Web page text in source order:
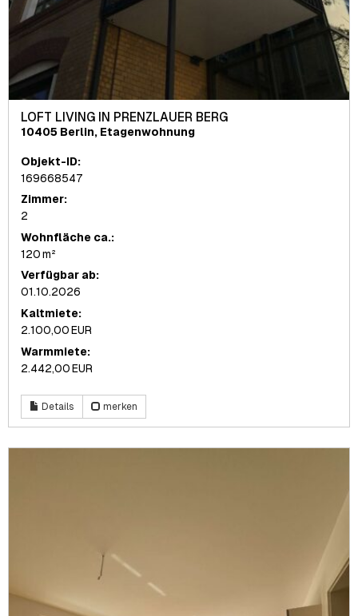
LOFT LIVING IN PRENZLAUER BERG
10405 Berlin, Etagenwohnung
Objekt-ID:
169668547
Zimmer:
2
Wohnfläche ca.:
120 m²
Verfügbar ab:
01.10.2026
Kaltmiete:
2.100,00 EUR
Warmmiete:
2.442,00 EUR
Details merken